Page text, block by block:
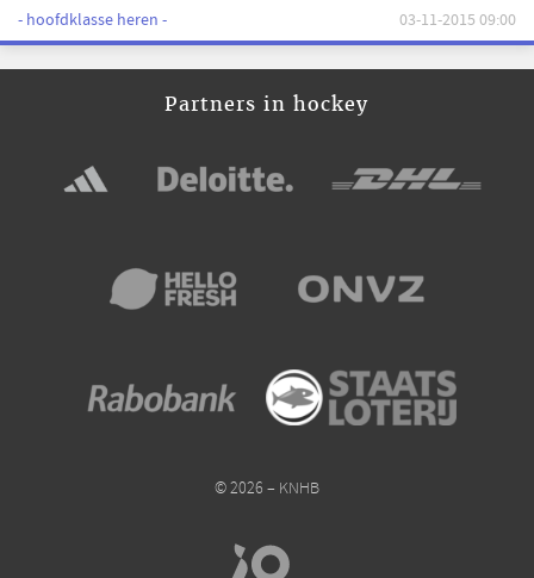
- hoofdklasse heren - 03-11-2015 09:00
Partners in hockey
© 2026 – KNHB